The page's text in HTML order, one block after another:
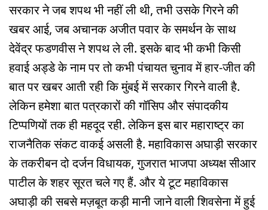
सरकार ने जब शपथ भी नहीं ली थी, तभी उसके गिरने की
खबर आई, जब अचानक अजीत पवार के समर्थन के साथ
देवेंद्र फडणवीस ने शपथ ले ली. इसके बाद भी कभी किसी
हवाई अड्डे के नाम पर तो कभी पंचायत चुनाव में हार-जीत की
बात पर खबर आती रही कि मुंबई में सरकार गिरने वाली है.
लेकिन हमेशा बात पत्रकारों की गॉसिप और संपादकीय
टिप्पणियों तक ही महदूद रही. लेकिन इस बार महाराष्ट्र का
राजनैतिक संकट वाकई असली है. महाविकास अघाड़ी सरकार
के तकरीबन दो दर्जन विधायक, गुजरात भाजपा अध्यक्ष सीआर
पाटील के शहर सूरत चले गए हैं. और ये टूट महाविकास
अघाड़ी की सबसे मज़बूत कड़ी मानी जाने वाली शिवसेना में हुई